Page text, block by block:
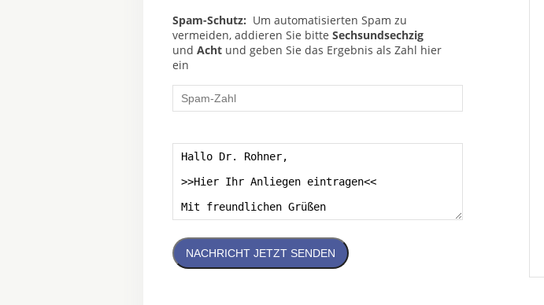
Spam-Schutz: Um automatisierten Spam zu
vermeiden, addieren Sie bitte Sechsundsechzig
und Acht und geben Sie das Ergebnis als Zahl hier
ein
NACHRICHT JETZT SENDEN